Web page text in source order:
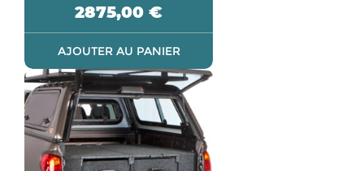
2875,00 €
AJOUTER AU PANIER